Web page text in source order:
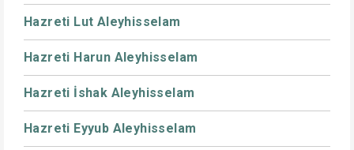
Hazreti Lut Aleyhisselam
Hazreti Harun Aleyhisselam
Hazreti İshak Aleyhisselam
Hazreti Eyyub Aleyhisselam